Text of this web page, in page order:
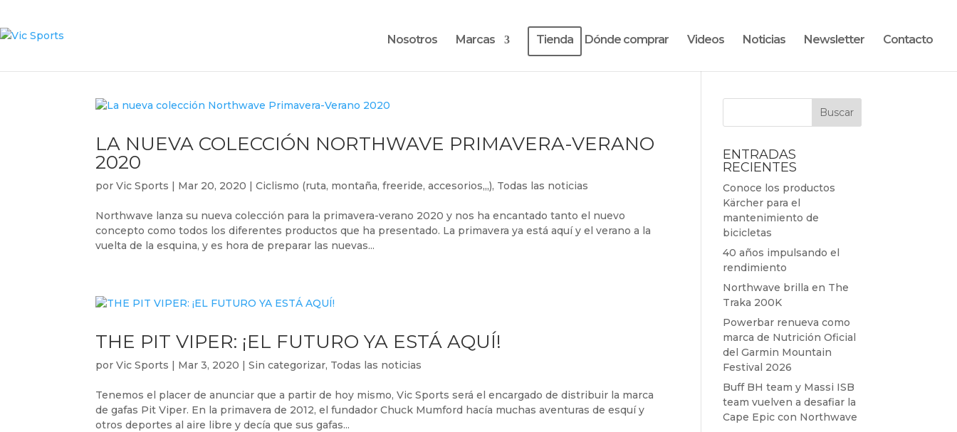
Nosotros Marcas Tienda Dónde comprar Videos Noticias Newsletter Contacto
LA NUEVA COLECCIÓN NORTHWAVE PRIMAVERA-VERANO
2020
porVic Sports | Mar 20, 2020 |Ciclismo (ruta, montaña, freeride, accesorios,,,), Todas las noticias
Northwave lanza su nueva colección para la primavera-verano 2020 y nos ha encantado tanto el nuevo
concepto como todos los diferentes productos que ha presentado. La primavera ya está aquí y el verano a la
vuelta de la esquina, y es hora de preparar las nuevas...
THE PIT VIPER: ¡EL FUTURO YA ESTÁ AQUÍ!
porVic Sports | Mar 3, 2020 |Sin categorizar, Todas las noticias
Tenemos el placer de anunciar que a partir de hoy mismo, Vic Sports será el encargado de distribuir la marca
de gafas Pit Viper. En la primavera de 2012, el fundador Chuck Mumford hacía muchas aventuras de esquí y
otros deportes al aire libre y decía que sus gafas...
ENTRADAS
RECIENTES
Conoce los productos
Kärcher para el
mantenimiento de
bicicletas
40 años impulsando el
rendimiento
Northwave brilla en The
Traka 200K
Powerbar renueva como
marca de Nutrición Oficial
del Garmin Mountain
Festival 2026
Buff BH team y Massi ISB
team vuelven a desafiar la
Cape Epic con Northwave